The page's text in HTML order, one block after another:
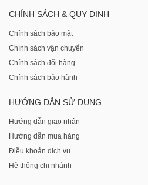
CHÍNH SÁCH & QUY ĐỊNH
Chính sách bảo mật
Chính sách vận chuyển
Chính sách đổi hàng
Chính sách bảo hành
HƯỚNG DẪN SỬ DỤNG
Hướng dẫn giao nhận
Hướng dẫn mua hàng
Điều khoản dịch vụ
Hệ thống chi nhánh